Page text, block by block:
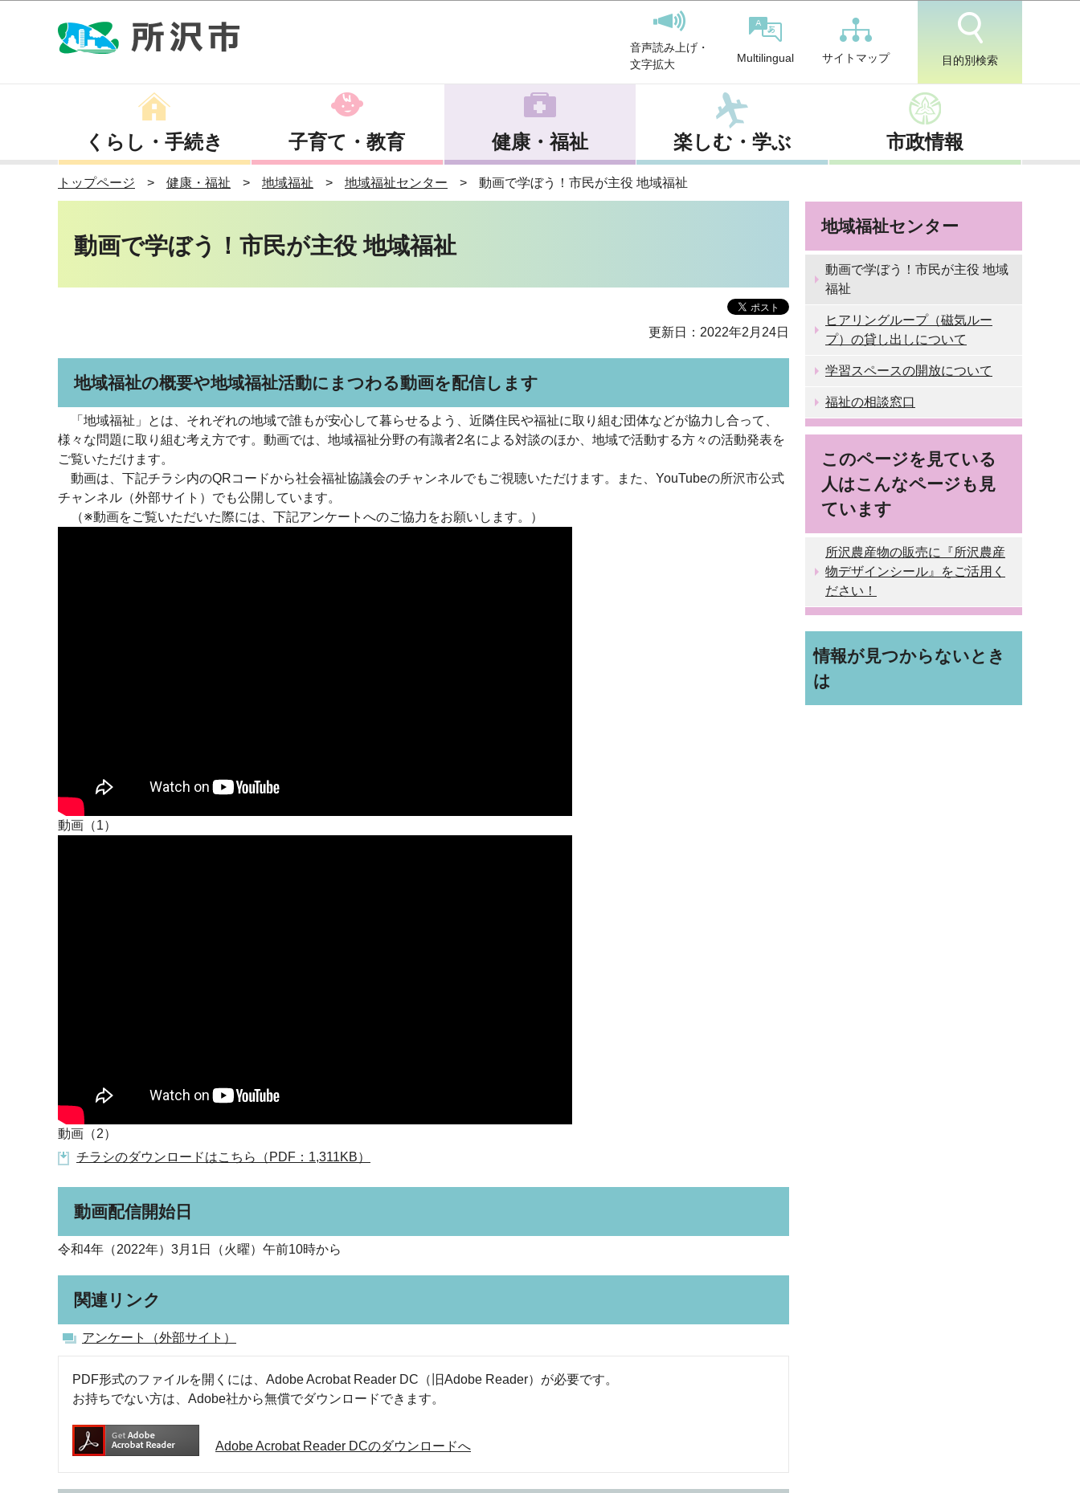
音声読み上げ・
文字拡大
Multilingual サイトマップ 目的別検索
くらし・手続き 子育て・教育 健康・福祉 楽しむ・学ぶ 市政情報
トップページ 健康・福祉 地域福祉 地域福祉センター 動画で学ぼう！市民が主役 地域福祉
動画で学ぼう！市民が主役 地域福祉
更新日：2022年2月24日
地域福祉の概要や地域福祉活動にまつわる動画を配信します
「地域福祉」とは、それぞれの地域で誰もが安心して暮らせるよう、近隣住民や福祉に取り組む団体などが協力し合って、
様々な問題に取り組む考え方です。動画では、地域福祉分野の有識者2名による対談のほか、地域で活動する方々の活動発表を
ご覧いただけます。
動画は、下記チラシ内のQRコードから社会福祉協議会のチャンネルでもご視聴いただけます。また、YouTubeの所沢市公式
チャンネル（外部サイト）でも公開しています。
（※動画をご覧いただいた際には、下記アンケートへのご協力をお願いします。）
動画（1）
動画（2）
チラシのダウンロードはこちら（PDF：1,311KB）
動画配信開始日
令和4年（2022年）3月1日（火曜）午前10時から
関連リンク
アンケート（外部サイト）
PDF形式のファイルを開くには、Adobe Acrobat Reader DC（旧Adobe Reader）が必要です。
お持ちでない方は、Adobe社から無償でダウンロードできます。
Adobe Acrobat Reader DCのダウンロードへ
地域福祉センター
動画で学ぼう！市民が主役 地域
福祉
ヒアリングループ（磁気ルー
プ）の貸し出しについて
学習スペースの開放について
福祉の相談窓口
このページを見ている
人はこんなページも見
ています
所沢農産物の販売に『所沢農産
物デザインシール』をご活用く
ださい！
情報が見つからないとき
は